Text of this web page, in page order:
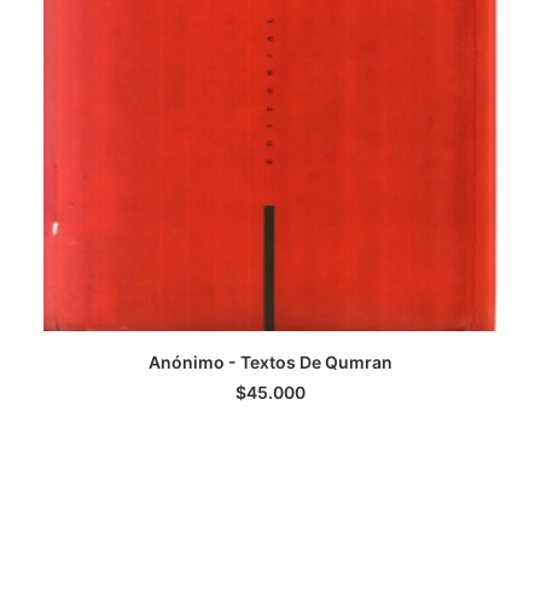
LEER MÁS
Anónimo - Textos De Qumran
$45.000